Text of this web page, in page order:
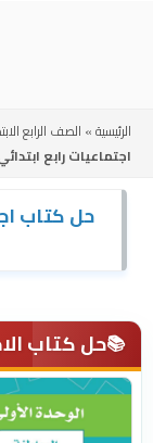
الرئيسية» الصف الرابع
اجتماعيات رابع ابتدائي ف1 الفصل
📚حل كتاب